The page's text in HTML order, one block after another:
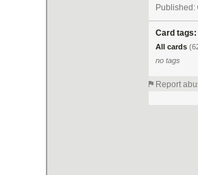
Published:
Card tags:
All cards
no tags
Report